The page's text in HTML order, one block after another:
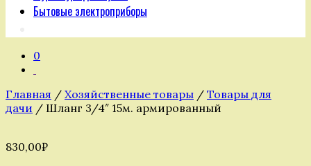
Бытовые электроприборы
0
Главная / Хозяйственные товары / Товары для
дачи / Шланг 3/4″ 15м. армированный
830,00₽